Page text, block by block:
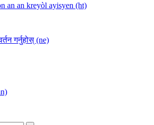
an an kreyòl ayisyen (ht)
गर्नुहोस् (ne)